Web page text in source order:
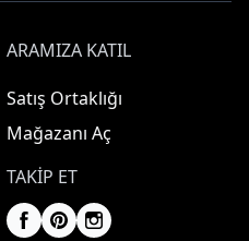
ARAMIZA KATIL
Satış Ortaklığı
Mağazanı Aç
TAKIP ET